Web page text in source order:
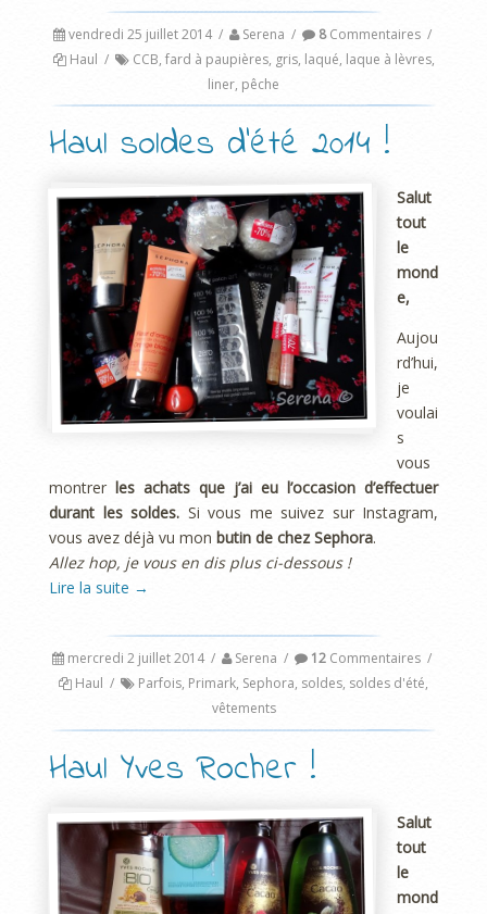
vendredi 25 juillet 2014 / Serena / 8Commentaires /
Haul / CCB, fard à paupières, gris, laqué, laque à lèvres,
liner, pêche
Haul soldes d’été 2014 !
Salut
tout
le
mond
e,
Aujou
rd’hui,
je
voulai
s
vous
montrer les achats que j’ai eu l’occasion d’effectuer
durant les soldes. Si vous me suivez sur Instagram,
vous avez déjà vu mon butin de chez Sephora.
Allez hop, je vous en dis plus ci-dessous !
Lire la suite →
mercredi 2 juillet 2014 / Serena / 12 Commentaires /
Haul / Parfois, Primark, Sephora, soldes, soldes d'été,
vêtements
Haul Yves Rocher !
Salut
tout
le
mond